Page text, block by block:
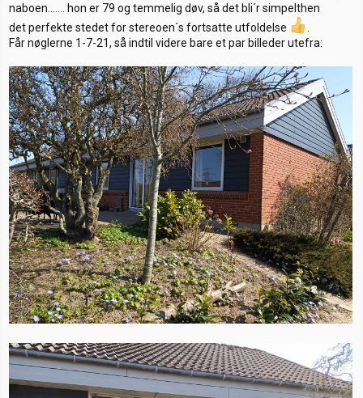
naboen....... hon er 79 og temmelig døv, så det bli´r simpelthen
det perfekte stedet for stereoen´s fortsatte utfoldelse
Får nøglerne 1-7-21, så indtil videre bare et par billeder utefra: